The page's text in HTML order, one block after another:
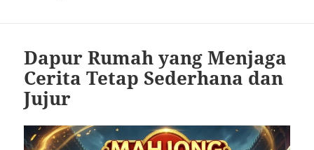
Dapur Rumah yang Menjaga
Cerita Tetap Sederhana dan
Jujur